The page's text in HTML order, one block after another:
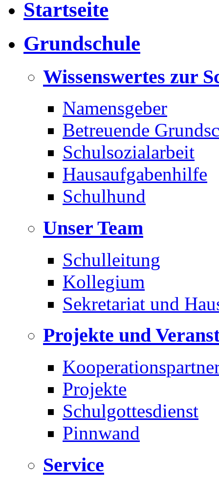
Startseite
Grundschule
Wissenswertes zur
Namensgeber
Betreuende
Schulsozialarbeit
Hausaufgabenhilfe
Schulhund
Unser Team
Schulleitung
Kollegium
Sekretariat und
Projekte und
Projekte
Schulgottesdienst
Pinnwand
Service